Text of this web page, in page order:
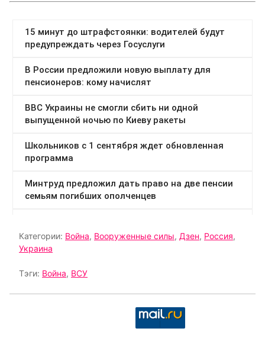
Категории: Война, Вооруженные силы, Дзен, Россия,
Украина
Тэги: Война, ВСУ